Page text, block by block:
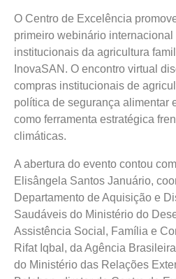
O Centro de Excelência
primeiro webinário internacional
institucionais da agricultura
InovaSAN. O encontro virtual
compras institucionais de
política de segurança alimentar
como ferramenta estratégica
climáticas.
A abertura do evento contou
Elisângela Santos Januário,
Departamento de Aquisição e
Saudáveis do Ministério do
Assistência Social, Família e
Rifat Iqbal, da Agência
do Ministério das Relações